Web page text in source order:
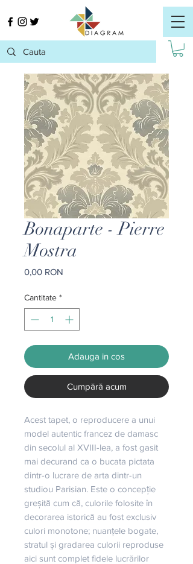
Bonaparte - Pierre
Mostra
0,00 RON
Cantitate *
Adauga in cos
Cumpără acum
Acest tapet, o reproducere a unui
model autentic francez de damasc
din secolul al XVIII-lea, a fost gasit
mai decurand ca o bucata pictata
dintr-o lucrare de arta dintr-un
studiou Parisian. Este o concepție
greșită cum că, culorile folosite în
decorarea istorică au fost exclusiv
culori monotone; nuanțele bogate,
stratul și gradarea culorii reproduse
aici sunt complet fidele lucrărilor